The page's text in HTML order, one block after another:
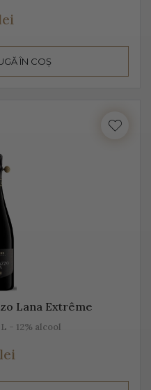
este un vin sec,
pentru echilibrul
fructelor și
ÎN COȘ
Lana Extrême
- 12% alcool